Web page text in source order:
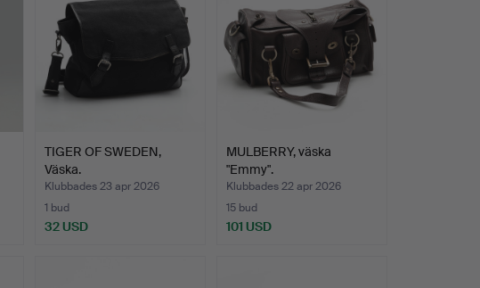
TIGER OF SWEDEN,
Väska.
Klubbades 23 apr 2026
1 bud
32 USD
MULBERRY, väska
"Emmy".
Klubbades 22 apr 2026
15 bud
101 USD